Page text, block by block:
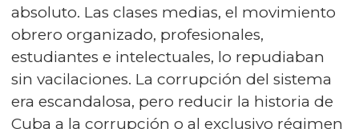
absoluto. Las clases medias, el movimiento
obrero organizado, profesionales,
estudiantes e intelectuales, lo repudiaban
sin vacilaciones. La corrupción del sistema
era escandalosa, pero reducir la historia de
Cuba a la corrupción o al exclusivo régimen